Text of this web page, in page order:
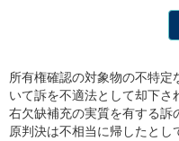
所有権確認の対象物の不特
いて訴を不適法として却下
右欠缺補充の実質を有する訴
原判決は不相当に帰したとし